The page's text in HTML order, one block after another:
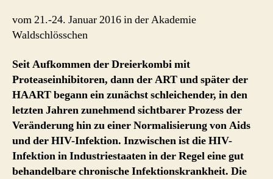
vom 21.-24. Januar 2016 in der Akademie
Waldschlösschen
Seit Aufkommen der Dreierkombi mit
Proteaseinhibitoren, dann der ART und später der
HAART begann ein zunächst schleichender, in den
letzten Jahren zunehmend sichtbarer Prozess der
Veränderung hin zu einer Normalisierung von Aids
und der HIV-Infektion. Inzwischen ist die HIV-
Infektion in Industriestaaten in der Regel eine gut
behandelbare chronische Infektionskrankheit. Die